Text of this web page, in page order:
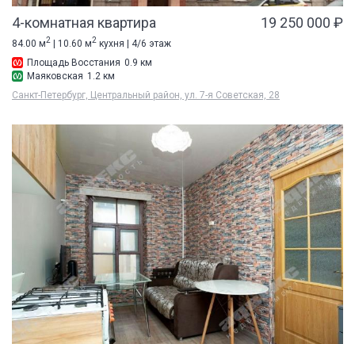
4-комнатная квартира 19 250 000 ₽
84.00 м2 | 10.60 м2 кухня | 4/6 этаж
Площадь Восстания 0.9 км
Маяковская 1.2 км
Санкт-Петербург, Центральный район, ул. 7-я Советская, 28